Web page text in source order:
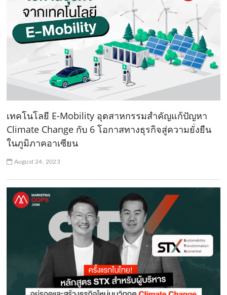
เทคโนโลยี E-Mobility อุตสาหกรรมสำคัญแก้ปัญหา
Climate Change กับ 6 โอกาสทางธุรกิจสู่ความยั่งยืน
ในภูมิภาคอาเซียน
August 24, 2023